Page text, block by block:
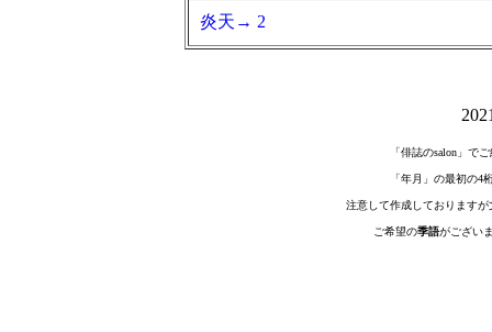
炎天→ 2
「俳誌のsalon」で
「年月」の最初の4
注意して作成しております
ご希望の季語がござい